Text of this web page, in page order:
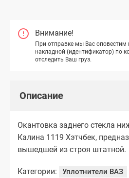
Внимание!
При отправке мы Вас
накладной (идентификатор) по
отследить Ваш груз.
Описание
Окантовка заднего стекла
Калина 1119 Хэтчбек,
вышедшей из строя штатной.
Категории: Уплотнители ВАЗ